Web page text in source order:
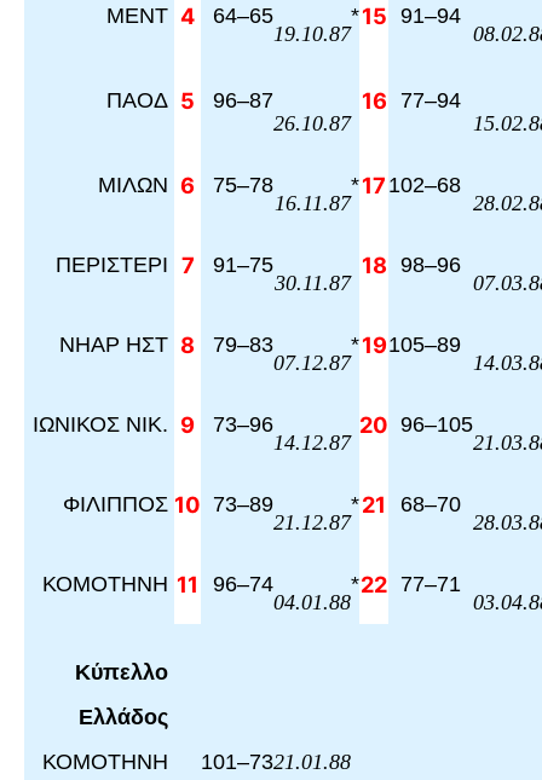
ΜΕΝΤ 4 64–65
19.10.87
*15 91–94
ΠΑΟΔ 5 96–87
26.10.87
16 77–94
ΜΙΛΩΝ 6 75–78
16.11.87
*17102–68
ΠΕΡΙΣΤΕΡΙ 7 91–75
30.11.87
18 98–96
ΝΗΑΡ ΗΣΤ 8 79–83
07.12.87
*19105–89
ΙΩΝΙΚΟΣ ΝΙΚ. 9 73–96
14.12.87
20 96–105
ΦΙΛΙΠΠΟΣ 10 73–89
21.12.87
*21 68–70
ΚΟΜΟΤΗΝΗ 11 96–74
04.01.88
*22 77–71
Κύπελλο
Ελλάδος
ΚΟΜΟΤΗΝΗ
101–7321.01.88